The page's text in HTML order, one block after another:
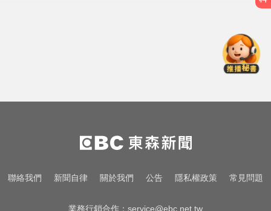
檔成鐵證
明天會放颱風假嗎？8縣市達「停班
課標準」
姜厚任小24歲女友「3碩1博」造
聯絡我們 新聞自律 關於我們 公告 隱私權政策 常見問題
業務行銷合作： service@ebc.net.tw